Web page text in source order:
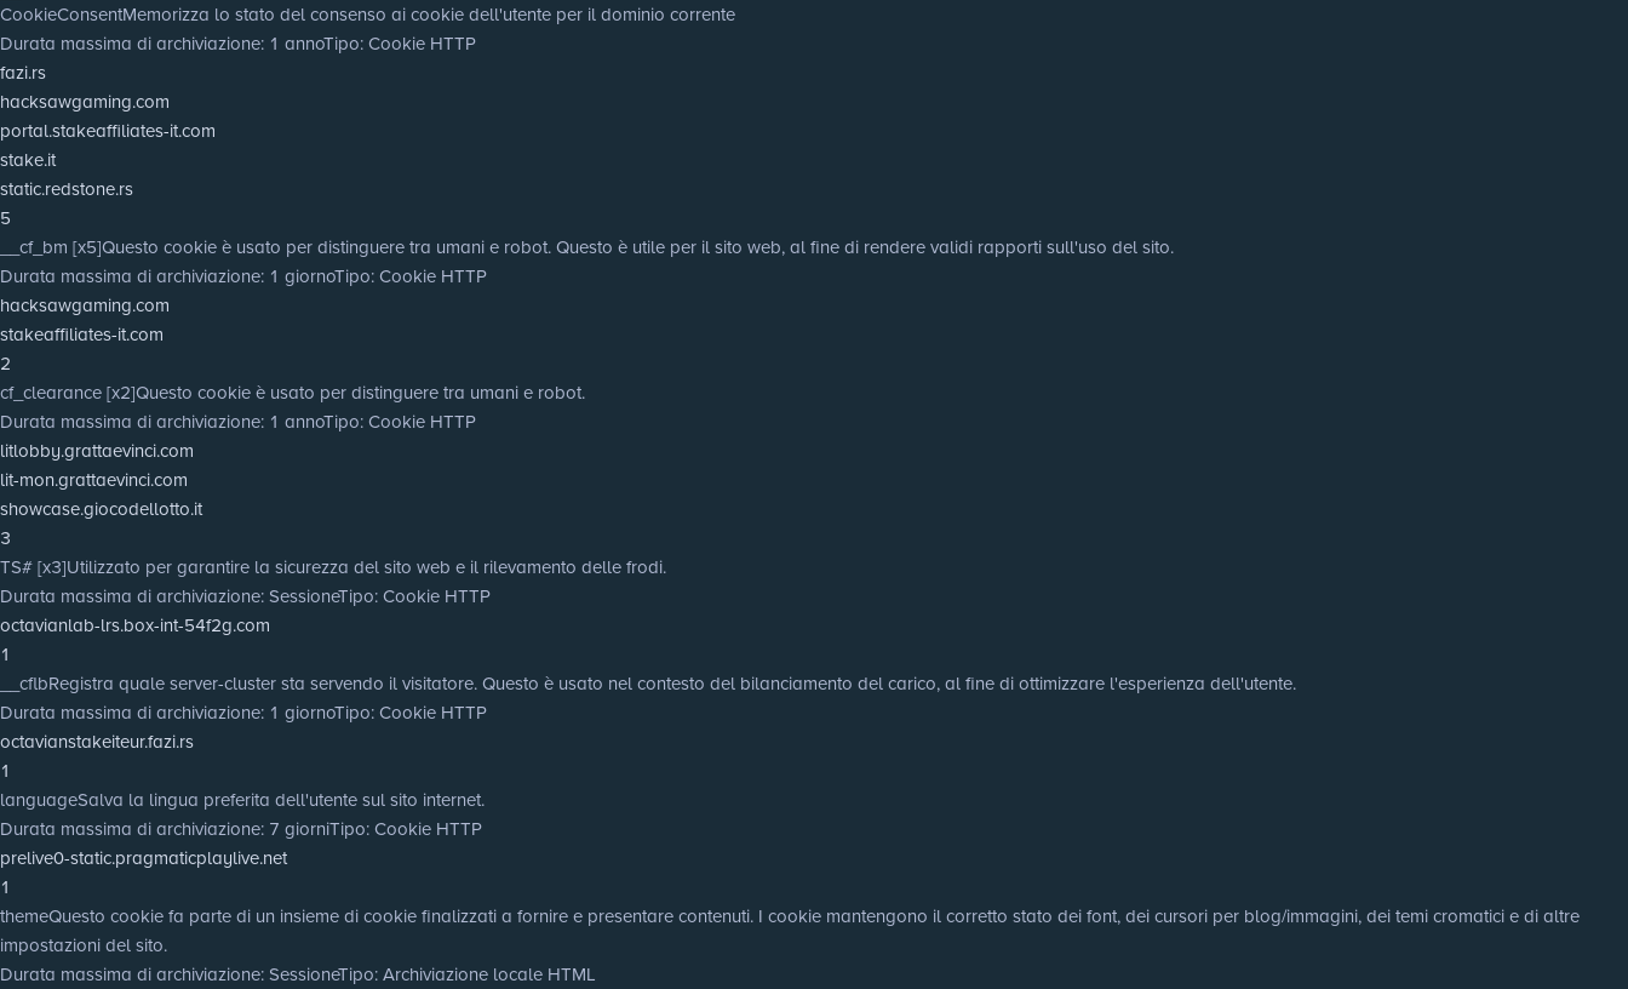
CookieConsentMemorizza lo stato del consenso ai cookie dell'utente per il dominio corrente
Durata massima di archiviazione: 1 annoTipo: Cookie HTTP
fazi.rs
hacksawgaming.com
portal.stakeaffiliates-it.com
stake.it
static.redstone.rs
5
__cf_bm [x5]Questo cookie è usato per distinguere tra umani e robot. Questo è utile per il sito web, al fine di rendere validi rapporti sull'uso del sito.
Durata massima di archiviazione: 1 giornoTipo: Cookie HTTP
hacksawgaming.com
stakeaffiliates-it.com
2
cf_clearance [x2]Questo cookie è usato per distinguere tra umani e robot.
Durata massima di archiviazione: 1 annoTipo: Cookie HTTP
litlobby.grattaevinci.com
lit-mon.grattaevinci.com
showcase.giocodellotto.it
3
TS# [x3]Utilizzato per garantire la sicurezza del sito web e il rilevamento delle frodi.
Durata massima di archiviazione: SessioneTipo: Cookie HTTP
octavianlab-lrs.box-int-54f2g.com
1
__cflbRegistra quale server-cluster sta servendo il visitatore. Questo è usato nel contesto del bilanciamento del carico, al fine di ottimizzare l'esperienza dell'utente.
Durata massima di archiviazione: 1 giornoTipo: Cookie HTTP
octavianstakeiteur.fazi.rs
1
languageSalva la lingua preferita dell'utente sul sito internet.
Durata massima di archiviazione: 7 giorniTipo: Cookie HTTP
prelive0-static.pragmaticplaylive.net
1
themeQuesto cookie fa parte di un insieme di cookie finalizzati a fornire e presentare contenuti. I cookie mantengono il corretto stato dei font, dei cursori per blog/immagini, dei temi cromatici e di altre
impostazioni del sito.
Durata massima di archiviazione: SessioneTipo: Archiviazione locale HTML